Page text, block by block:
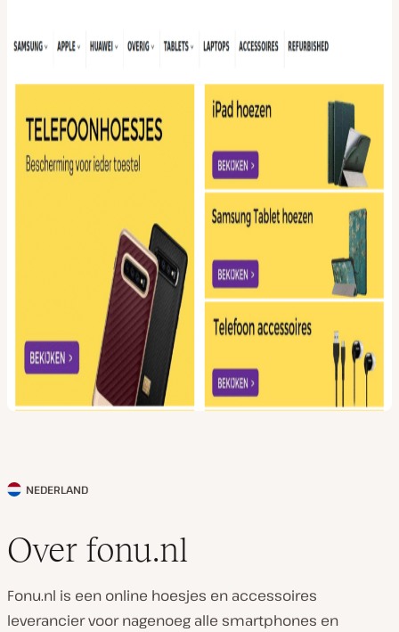
L
n
v
a
NEDERLAND
Over fonu.nl
Fonu.nl is een online hoesjes en accessoires
leverancier voor nagenoeg alle smartphones en